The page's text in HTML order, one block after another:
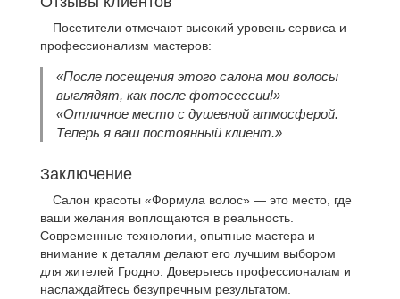
Посетители отмечают высокий уровень сервиса и
профессионализм мастеров:
«После посещения этого салона мои волосы
выглядят, как после фотосессии!»
«Отличное место с душевной атмосферой.
Теперь я ваш постоянный клиент.»
Заключение
Салон красоты «Формула волос» — это место, где
ваши желания воплощаются в реальность.
Современные технологии, опытные мастера и
внимание к деталям делают его лучшим выбором
для жителей Гродно. Доверьтесь профессионалам и
наслаждайтесь безупречным результатом.